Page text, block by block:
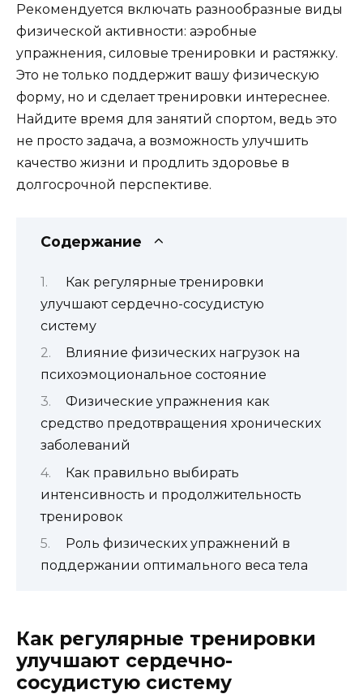
Рекомендуется включать разнообразные виды
физической активности: аэробные
упражнения, силовые тренировки и растяжку.
Это не только поддержит вашу физическую
форму, но и сделает тренировки интереснее.
Найдите время для занятий спортом, ведь это
не просто задача, а возможность улучшить
качество жизни и продлить здоровье в
долгосрочной перспективе.
Содержание
Как регулярные тренировки
улучшают сердечно-сосудистую
систему
Влияние физических нагрузок на
психоэмоциональное состояние
Физические упражнения как
средство предотвращения хронических
заболеваний
Как правильно выбирать
интенсивность и продолжительность
тренировок
Роль физических упражнений в
поддержании оптимального веса тела
Как регулярные тренировки
улучшают сердечно-
сосудистую систему